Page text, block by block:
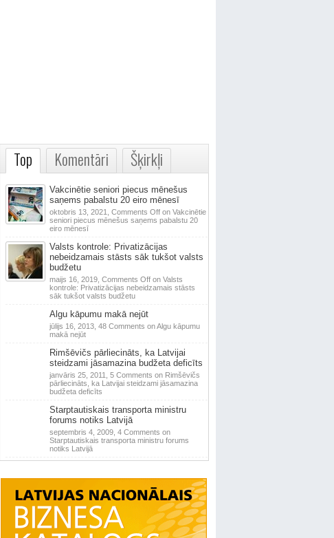
Top Komentāri Šķirkļi
Vakcinētie seniori piecus mēnešus
saņems pabalstu 20 eiro mēnesī
oktobris 13, 2021, Comments Offon Vakcinētie
seniori piecus mēnešus saņems pabalstu 20
eiro mēnesī
Valsts kontrole: Privatizācijas
nebeidzamais stāsts sāk tukšot valsts
budžetu
maijs 16, 2019, Comments Offon Valsts
kontrole: Privatizācijas nebeidzamais stāsts
sāk tukšot valsts budžetu
Algu kāpumu makā nejūt
jūlijs 16, 2013, 48 Comments on Algu kāpumu
makā nejūt
Rimšēvičs pārliecināts, ka Latvijai
steidzami jāsamazina budžeta deficīts
janvāris 25, 2011, 5 Comments on Rimšēvičs
pārliecināts, ka Latvijai steidzami jāsamazina
budžeta deficīts
Starptautiskais transporta ministru
forums notiks Latvijā
septembris 4, 2009, 4 Comments on
Starptautiskais transporta ministru forums
notiks Latvijā